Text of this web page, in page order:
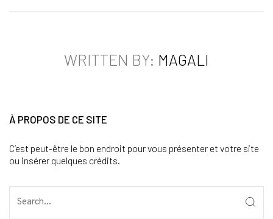
WRITTEN BY: MAGALI
À PROPOS DE CE SITE
C’est peut-être le bon endroit pour vous présenter et votre site
ou insérer quelques crédits.